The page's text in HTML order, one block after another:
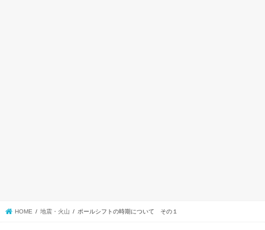
HOME 地震・火山 ポールシフトの時期について その１